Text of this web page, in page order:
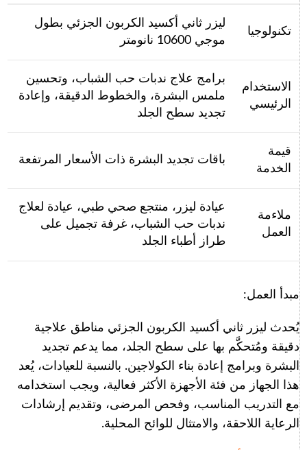
تكنولوجيا
ليزر ثاني أكسيد الكربون الجزئي بطول
موجي 10600 نانومتر
الاستخدام
الرئيسي
برامج علاج ندبات حب الشباب، وتحسين
ملمس البشرة، والخطوط الدقيقة، وإعادة
تجديد سطح الجلد
قيمة
الخدمة
باقات تجديد البشرة ذات الأسعار المرتفعة
ملاءمة
العمل
عيادة ليزر، منتجع صحي طبي، عيادة لعلاج
ندبات حب الشباب، غرفة تجميل على
طراز أطباء الجلد
مبدأ العمل:
يُحدث ليزر ثاني أكسيد الكربون الجزئي مناطق علاجية
دقيقة ومُتحكَّم بها على سطح الجلد، مما يدعم تجديد
البشرة وبرامج إعادة بناء الكولاجين. بالنسبة للعيادات، يُعد
هذا الجهاز من فئة الأجهزة الأكثر فعالية، ويجب استخدامه
مع التدريب المناسب، وفحص المرضى، وتقديم إرشادات
الرعاية اللاحقة، والامتثال للوائح المحلية.